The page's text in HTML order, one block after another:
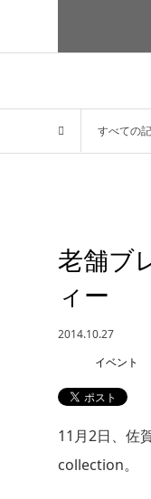
すべての
老舗ブ
ィー
2014.10.27
イベント
11月2日、佐
collection。